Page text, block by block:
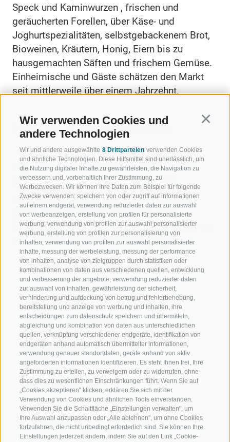
Wir verwenden Cookies und
andere Technologien
Wir und andere ausgewählte 8 Drittparteien verwenden Cookies
und ähnliche Technologien. Diese Hilfsmittel sind unerlässlich, um
die Nutzung digitaler Inhalte zu gewährleisten, die Navigation zu
verbessern und, vorbehaltlich Ihrer Zustimmung, zu
Werbezwecken. Wir können Ihre Daten zum Beispiel für folgende
Zwecke verwenden: speichern von oder zugriff auf informationen
auf einem endgerät, verwendung reduzierter daten zur auswahl
von werbeanzeigen, erstellung von profilen für personalisierte
werbung, verwendung von profilen zur auswahl personalisierter
werbung, erstellung von profilen zur personalisierung von
inhalten, verwendung von profilen zur auswahl personalisierter
inhalte, messung der werbeleistung, messung der performance
von inhalten, analyse von zielgruppen durch statistiken oder
kombinationen von daten aus verschiedenen quellen, entwicklung
und verbesserung der angebote, verwendung reduzierter daten
zur auswahl von inhalten, gewährleistung der sicherheit,
verhinderung und aufdeckung von betrug und fehlerbehebung,
bereitstellung und anzeige von werbung und inhalten, ihre
entscheidungen zum datenschutz speichern und übermitteln,
abgleichung und kombination von daten aus unterschiedlichen
quellen, verknüpfung verschiedener endgeräte, identifikation von
endgeräten anhand automatisch übermittelter informationen,
verwendung genauer standortdaten, geräte anhand von aktiv
angeforderten informationen identifizieren. Es steht Ihnen frei, Ihre
Zustimmung zu erteilen, zu verweigern oder zu widerrufen, ohne
dass dies zu wesentlichen Einschränkungen führt. Wenn Sie auf
„Cookies akzeptieren" klicken, erklären Sie sich mit der
Verwendung von Cookies und ähnlichen Tools einverstanden.
Verwenden Sie die Schaltfläche „Einstellungen verwalten", um
Ihre Auswahl anzupassen oder „Alle ablehnen", um ohne Cookies
fortzufahren, die nicht unbedingt erforderlich sind. Sie können Ihre
Einstellungen jederzeit ändern, indem Sie auf den Link „Cookie-
Speck und Kaminwurzen , frischen und
geräucherten Forellen, über Käse- und
Joghurtspezialitäten, selbstgebackenem Brot,
Bioweinen, Kräutern, Honig, Eiern bis zu
hausgemachten Säften und frischem Gemüse.
Einheimische und Gäste schätzen den Markt
seit mittlerweile über einem Jahrzehnt.
Am 01. Mai entfällt der Bauernmarkt
Tipp: Die köstlichen Krapfen und Tirtler der
Wipptaler Bäuerinnen nicht verpassen!
Hinweis:Am Freitag, den 28. August 2026,
findet der Bauernmarkt aufgrund einer
Veranstaltung nicht am Stadtplatz, sondern vor
dem Oberschulzentrum von Sterzing statt.
Informationen
Ort
Stadtplatz Sterzing
Stadtplatz
39049 Sterzing
Kontaktinformationen
T
info@sterzing.com
Zur Website